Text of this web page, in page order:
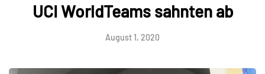
UCI WorldTeams sahnten ab
August 1, 2020